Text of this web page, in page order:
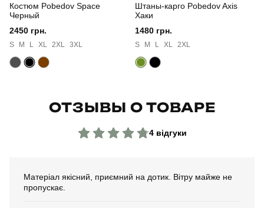
Костюм Pobedov Space
Черный
2450 грн.
S M L XL 2XL 3XL
Штаны-карго Pobedov Axis
Хаки
1480 грн.
S M L XL 2XL
ОТЗЫВЫ О ТОВАРЕ
4 відгуки
Матеріал якісний, приємний на дотик. Вітру майже не
пропускає.